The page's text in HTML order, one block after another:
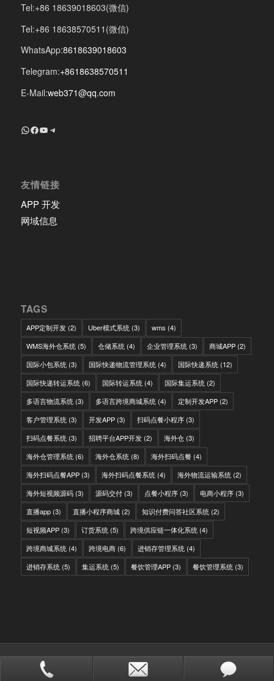
Tel:+86 18639018603(微信)
Tel:+86 18638570511(微信)
WhatsApp:8618639018603
Telegram:+8618638570511
E-Mail:web371@qq.com
+8618639018603
Facebook
YouTube
Telegram
友情链接
APP 开发
网域信息
TAGS
APP定制开发(2) Uber模式系统(3) wms (4)
WMS海外仓系统(5) 仓储系统(4) 企业管理系统(3) 商城APP(2)
国际小包系统(3) 国际快递物流管理系统(4) 国际快递系统(12)
国际快递转运系统(6) 国际转运系统(4) 国际集运系统(2)
多语言物流系统(3) 多语言跨境商城系统(4) 定制开发APP(2)
客户管理系统(3) 开发APP(3) 扫码点餐小程序(3)
扫码点餐系统(3) 招聘平台APP开发(2) 海外仓(3)
海外仓管理系统(6) 海外仓系统(8) 海外扫码点餐(4)
海外扫码点餐APP(3) 海外扫码点餐系统(4) 海外物流运输系统(2)
海外短视频源码(3) 源码交付(3) 点餐小程序(3) 电商小程序(3)
直播app(3) 直播小程序商城(2) 知识付费问答社区系统(2)
短视频APP(3) 订货系统(5) 跨境供应链一体化系统(4)
跨境商城系统(4) 跨境电商(6) 进销存管理系统(4)
进销存系统(5) 集运系统(5) 餐饮管理APP(3) 餐饮管理系统(3)
© Copyright - IITC网域信息-软件开发，国际快递转运系统，WMS海外仓系
统，会员系统，分销系统